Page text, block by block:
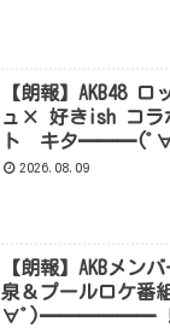
【朗報】AKB48
ュ× 好きish コラ
ト キタ━━━(
2026.08.09
【朗報】AKBメン
泉＆プールロケ
∀ﾟ)━━━━━━